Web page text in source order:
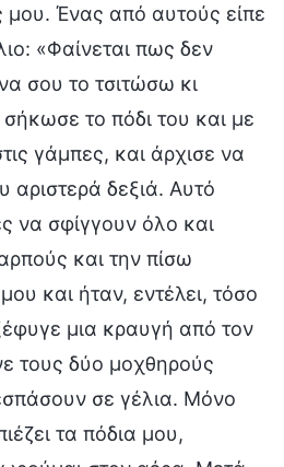
μου. Ένας από αυτούς είπε
«Φαίνεται πως δεν
σου το τσιτώσω κι
το πόδι του και με
γάμπες, και άρχισε να
αριστερά δεξιά. Αυτό
να σφίγγουν όλο και
και την πίσω
και ήταν, εντέλει, τόσο
μια κραυγή από τον
τους δύο μοχθηρούς
σε γέλια. Μόνο
τα πόδια μου,